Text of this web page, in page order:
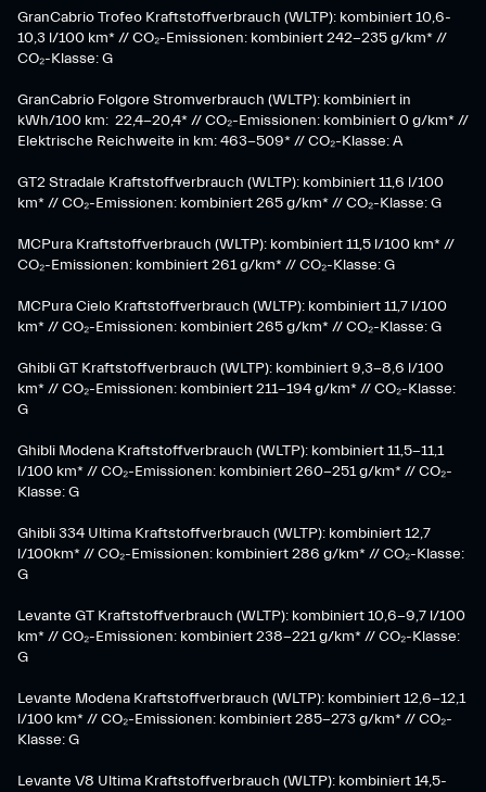
GranCabrio Trofeo Kraftstoffverbrauch (WLTP): kombiniert 10,6-
10,3 l/100 km* // CO₂-Emissionen: kombiniert 242-235 g/km* //
CO₂-Klasse: G
GranCabrio Folgore Stromverbrauch (WLTP): kombiniert in
kWh/100 km: 22,4-20,4* // CO₂-Emissionen: kombiniert 0 g/km* //
Elektrische Reichweite in km: 463-509* // CO₂-Klasse: A
GT2 Stradale Kraftstoffverbrauch (WLTP): kombiniert 11,6 l/100
km* // CO₂-Emissionen: kombiniert 265 g/km* // CO₂-Klasse: G
MCPura Kraftstoffverbrauch (WLTP): kombiniert 11,5 l/100 km* //
CO₂-Emissionen: kombiniert 261 g/km* // CO₂-Klasse: G
MCPura Cielo Kraftstoffverbrauch (WLTP): kombiniert 11,7 l/100
km* // CO₂-Emissionen: kombiniert 265 g/km* // CO₂-Klasse: G
Ghibli GT Kraftstoffverbrauch (WLTP): kombiniert 9,3-8,6 l/100
km* // CO₂-Emissionen: kombiniert 211-194 g/km* // CO₂-Klasse:
G
Ghibli Modena Kraftstoffverbrauch (WLTP): kombiniert 11,5-11,1
l/100 km* // CO₂-Emissionen: kombiniert 260-251 g/km*​ // CO₂-
Klasse: G​
Ghibli 334 Ultima Kraftstoffverbrauch (WLTP): kombiniert 12,7
l/100km* // CO₂-Emissionen: kombiniert 286 g/km* // CO₂-Klasse:
G
Levante GT Kraftstoffverbrauch (WLTP): kombiniert 10,6-9,7 l/100
km* // CO₂-Emissionen: kombiniert 238-221 g/km* ​// CO₂-Klasse:
G​
Levante Modena Kraftstoffverbrauch (WLTP): kombiniert 12,6-12,1
l/100 km* // CO₂-Emissionen: kombiniert 285-273 g/km*​ // CO₂-
Klasse: G
​Levante V8 Ultima Kraftstoffverbrauch (WLTP): kombiniert 14,5-